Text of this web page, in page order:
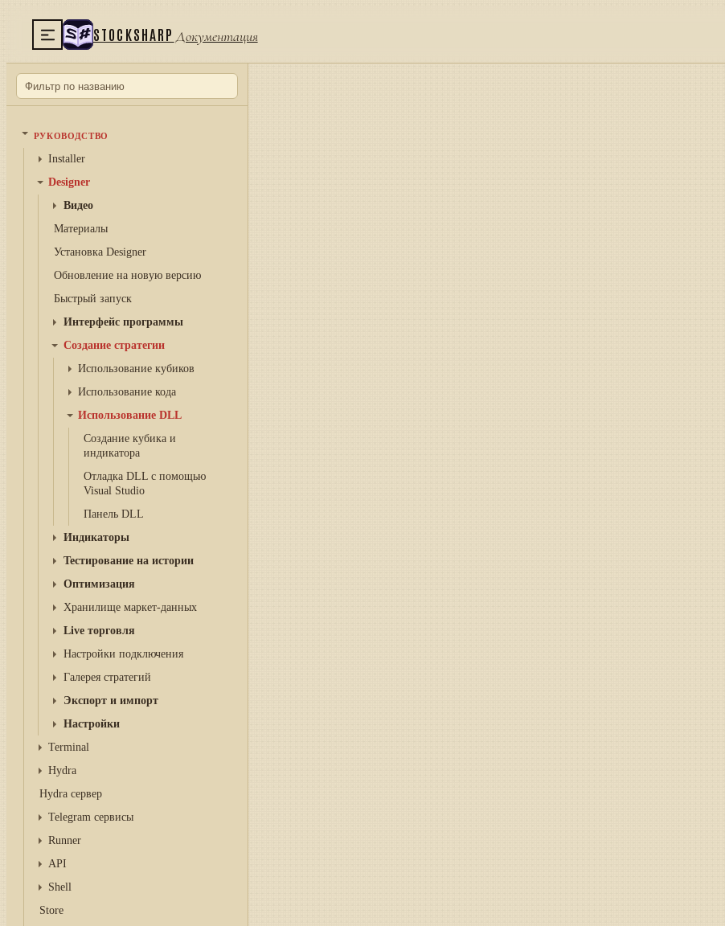
STOCKSHARP Документация
РУКОВОДСТВО
Installer
Designer
Видео
Материалы
Установка Designer
Обновление на новую версию
Быстрый запуск
Интерфейс программы
Создание стратегии
Использование кубиков
Использование кода
Использование DLL
Создание кубика и
индикатора
Отладка DLL с помощью
Visual Studio
Панель DLL
Индикаторы
Тестирование на истории
Оптимизация
Хранилище маркет-данных
Live торговля
Настройки подключения
Галерея стратегий
Экспорт и импорт
Настройки
Terminal
Hydra
Hydra сервер
Telegram сервисы
Runner
API
Shell
Store